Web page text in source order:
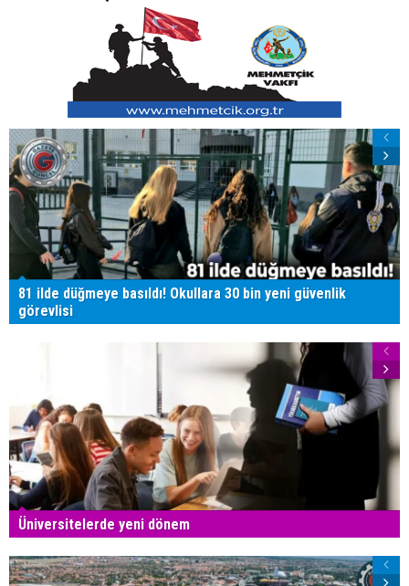
81 ilde düğmeye basıldı! Okullara 30 bin yeni güvenlik
görevlisi
Üniversitelerde yeni dönem